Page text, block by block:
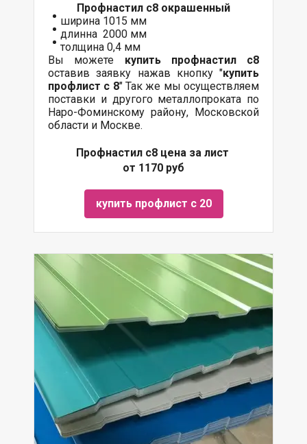
Профнастил с8 окрашенный
ширина 1015 мм
длинна 2000 мм
толщина 0,4 мм
Вы можете купить профнастил с8
оставив заявку нажав кнопку "купить
профлист с 8" Так же мы осуществляем
поставки и другого металлопроката по
Наро-Фоминскому району, Московской
области и Москве.
Профнастил с8 цена за лист
от 1170 руб
купить профлист с 20